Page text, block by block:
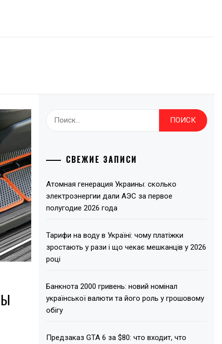
Найти:
СВЕЖИЕ ЗАПИСИ
Атомная генерация Украины: сколько
электроэнергии дали АЭС за первое
полугодие 2026 года
Тарифи на воду в Україні: чому платіжки
зростають у рази і що чекає мешканців у 2026
році
Банкнота 2000 гривень: новий номінал
української валюти та його роль у грошовому
обігу
Предзаказ GTA 6 за $80: что входит, что